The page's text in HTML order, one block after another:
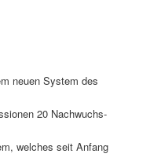
neuen System des
20 Nachwuchs-
welches seit Anfang